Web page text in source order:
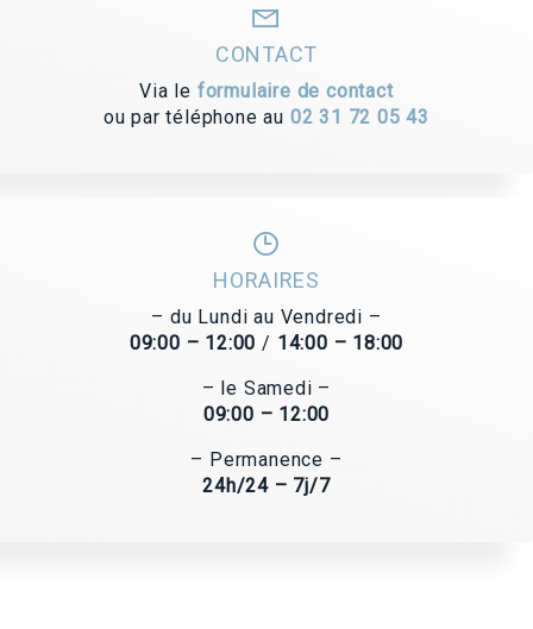
CONTACT
Via le formulaire de contact
ou par téléphone au 02 31 72 05 43
HORAIRES
– du Lundi au Vendredi –
09:00 – 12:00 / 14:00 – 18:00
– le Samedi –
09:00 – 12:00
– Permanence –
24h/24 – 7j/7